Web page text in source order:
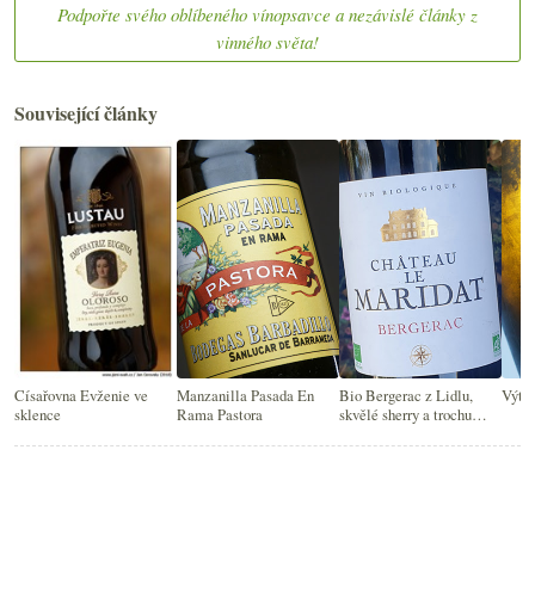
Podpořte svého oblíbeného vínopsavce a nezávislé články z
vinného světa!
Související články
Císařovna Evženie ve
sklence
Manzanilla Pasada En
Rama Pastora
Bio Bergerac z Lidlu,
skvělé sherry a trochu